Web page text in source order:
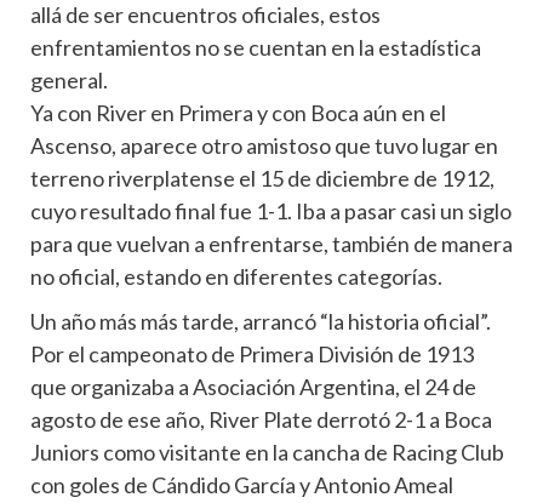
allá de ser encuentros oficiales, estos
enfrentamientos no se cuentan en la estadística
general.
Ya con River en Primera y con Boca aún en el
Ascenso, aparece otro amistoso que tuvo lugar en
terreno riverplatense el 15 de diciembre de 1912,
cuyo resultado final fue 1-1. Iba a pasar casi un siglo
para que vuelvan a enfrentarse, también de manera
no oficial, estando en diferentes categorías.
Un año más más tarde, arrancó “la historia oficial”.
Por el campeonato de Primera División de 1913
que organizaba a Asociación Argentina, el 24 de
agosto de ese año, River Plate derrotó 2-1 a Boca
Juniors como visitante en la cancha de Racing Club
con goles de Cándido García y Antonio Ameal